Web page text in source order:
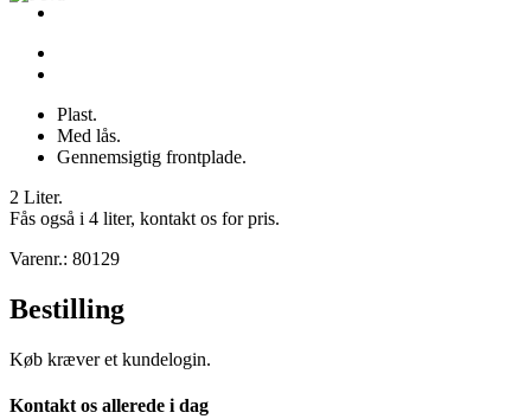
Plast.
Med lås.
Gennemsigtig frontplade.
2 Liter.
Fås også i 4 liter, kontakt os for pris.
Varenr.: 80129
Bestilling
Køb kræver et kundelogin.
Kontakt os allerede i dag